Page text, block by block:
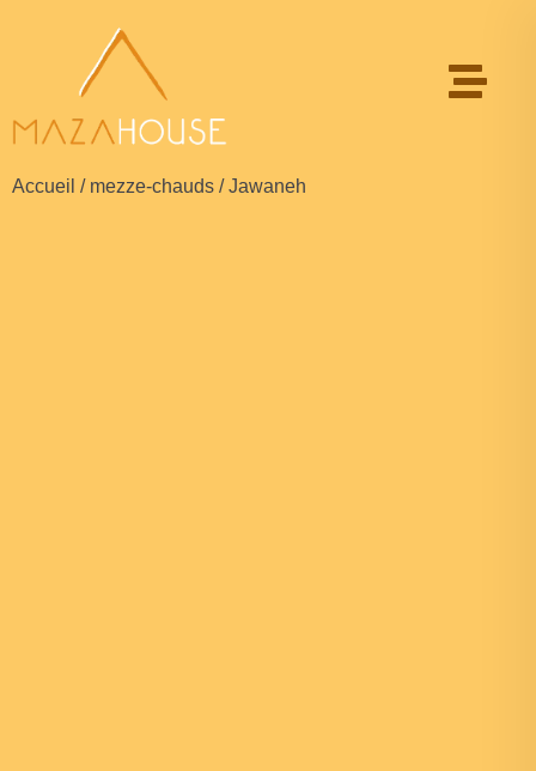
Accueil / mezze-chauds / Jawaneh